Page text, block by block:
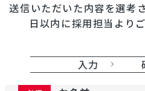
送信いただいた内容を選考
日以内に採用担当より
入力